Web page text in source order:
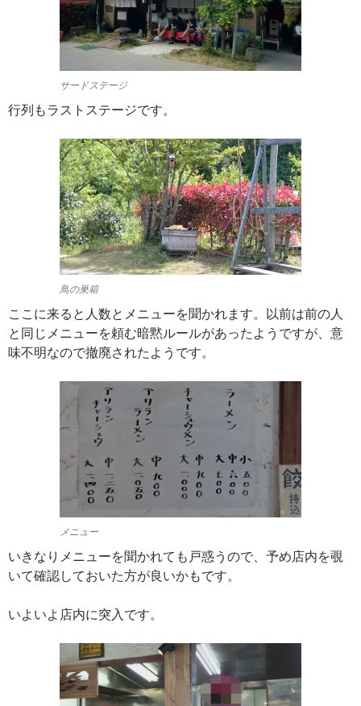
サードステージ
行列もラストステージです。
鳥の巣箱
ここに来ると人数とメニューを聞かれます。以前は前の人
と同じメニューを頼む暗黙ルールがあったようですが、意
味不明なので撤廃されたようです。
メニュー
いきなりメニューを聞かれても戸惑うので、予め店内を覗
いて確認しておいた方が良いかもです。
いよいよ店内に突入です。